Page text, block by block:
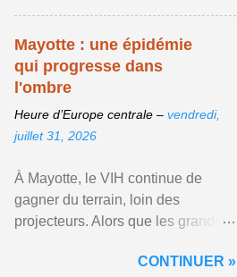
Afficher l'article ...
Mayotte : une épidémie
qui progresse dans
l'ombre
Heure d’Europe centrale – vendredi,
juillet 31, 2026
À Mayotte, le VIH continue de
gagner du terrain, loin des
projecteurs. Alors que les grandes
régulièrement le devant de la ...
CONTINUER »